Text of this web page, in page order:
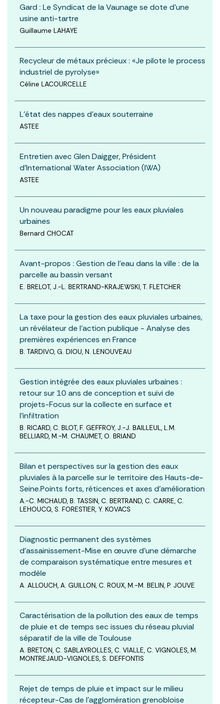
Gard : Le Syndicat de la Vaunage se dote d'une
usine anti-tartre
Guillaume LAHAYE
Recycleur de métaux précieux : «Je pilote le process
industriel de pyrolyse»
Céline LACOURCELLE
L'état des nappes d'eaux souterraine
ASTEE
Entretien avec Glen Daigger, Président
d’International Water Association (IWA)
ASTEE
Un nouveau paradigme pour les eaux pluviales
urbaines
Bernard CHOCAT
Avant-propos : Gestion de l'eau dans la ville : de la
parcelle au bassin versant
E. BRELOT, J.-L. BERTRAND-KRAJEWSKI, T. FLETCHER
La taxe pour la gestion des eaux pluviales urbaines,
un révélateur de l’action publique - Analyse des
premières expériences en France
B. TARDIVO, G. DIOU, N. LENOUVEAU
Gestion intégrée des eaux pluviales urbaines :
retour sur 10 ans de conception et suivi de
projets-Focus sur la collecte en surface et
l’infiltration
B. RICARD, C. BLOT, F. GEFFROY, J.-J. BAILLEUL, L.M.
BELLIARD, M.-M. CHAUMET, O. BRIAND
Bilan et perspectives sur la gestion des eaux
pluviales à la parcelle sur le territoire des Hauts-de-
Seine.Points forts, réticences et axes d’amélioration
A.-C. MICHAUD, B. TASSIN, C. BERTRAND, C. CARRE, C.
LEHOUCQ, S. FORESTIER, Y. KOVACS
Diagnostic permanent des systèmes
d’assainissement-Mise en œuvre d’une démarche
de comparaison systématique entre mesures et
modèle
A. ALLOUCH, A. GUILLON, C. ROUX, M.-M. BELIN, P. JOUVE
Caractérisation de la pollution des eaux de temps
de pluie et de temps sec issues du réseau pluvial
séparatif de la ville de Toulouse
A. BRETON, C. SABLAYROLLES, C. VIALLE, C. VIGNOLES, M.
MONTREJAUD-VIGNOLES, S. DEFFONTIS
Rejet de temps de pluie et impact sur le milieu
récepteur-Cas de l’agglomération grenobloise